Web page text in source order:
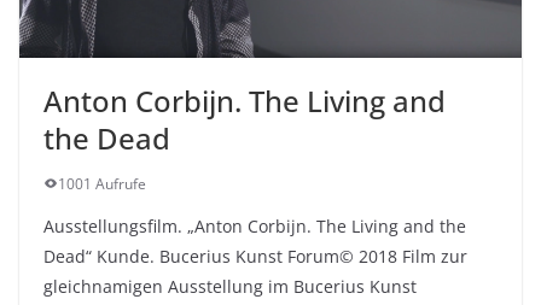
Anton Corbijn. The Living and
the Dead
1001 Aufrufe
Ausstellungsfilm. „Anton Corbijn. The Living and the
Dead“ Kunde. Bucerius Kunst Forum© 2018 Film zur
gleichnamigen Ausstellung im Bucerius Kunst